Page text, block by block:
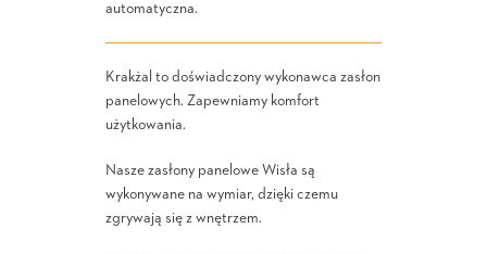
automatyczna.
Krakżal to doświadczony wykonawca zasłon
panelowych. Zapewniamy komfort
użytkowania.
Nasze zasłony panelowe Wisła są
wykonywane na wymiar, dzięki czemu
zgrywają się z wnętrzem.